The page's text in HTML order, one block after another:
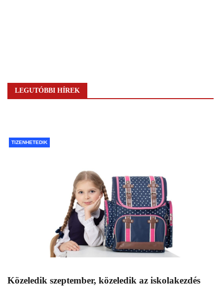
LEGUTÓBBI HÍREK
TIZENHETEDIK
Közeledik szeptember, közeledik az iskolakezdés